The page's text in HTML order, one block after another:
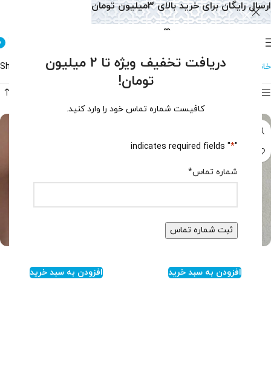
دریافت تخفیف ویژه تا 2 میلیون
تومان!
کافیست شماره تماس خود را وارد کنید.
"
*
" indicates required fields
شماره تماس*
خانه گوشواره گوشواره زمرد Showing all 2 results
افزودن به سبد خرید افزودن به سبد خرید
ارسال رایگان برای خرید بالای 3میلیون تومان